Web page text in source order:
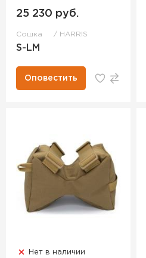
25 230 руб.
Сошка HARRIS
S-LM
Оповестить
Нет в наличии